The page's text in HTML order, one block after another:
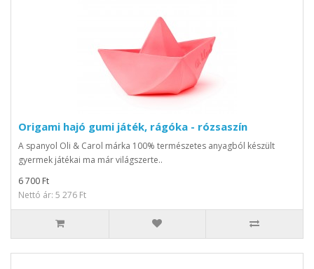
Origami hajó gumi játék, rágóka - rózsaszín
A spanyol Oli & Carol márka 100% természetes anyagból készült
gyermek játékai ma már világszerte..
6 700 Ft
Nettó ár: 5 276 Ft